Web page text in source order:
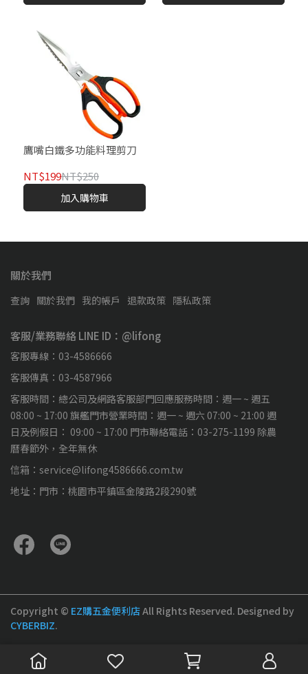
鷹嘴白鐵多功能料理剪刀
NT$199NT$250
加入購物車
關於我們
查詢 關於我們 我的帳戶 退款政策 隱私政策
客服/業務聯絡 LINE ID：@lifong
客服專線：03-4586666
客服傳真：03-4587966
客服時間：總公司及網路客服部門回應服務時間：週一 ~ 週五
08:00 ~ 17:00 旗艦門市營業時間：週一 ~ 週六 07:00 ~ 21:00 週
日及例假日： 09:00 ~ 17:00 門市聯絡電話：03-275-1199 除農
曆春節外，全年無休
信箱：service@lifong4586666.com.tw
地址：門市：桃園市平鎮區金陵路2段290號
Copyright © EZ購五金便利店All Rights Reserved. Designed by
CYBERBIZ.